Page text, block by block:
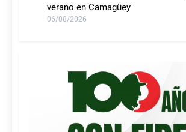
verano en Camagüey
06/08/2026